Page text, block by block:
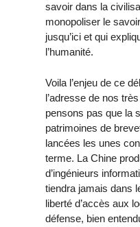
savoir dans la
monopoliser le
jusqu’ici et qui
l’humanité.
Voila l’enjeu de ce
l’adresse de nos
pensons pas que la
patrimoines de
lancées les unes
terme. La Chine
d’ingénieurs
tiendra jamais dans
liberté d’accès aux
défense, bien